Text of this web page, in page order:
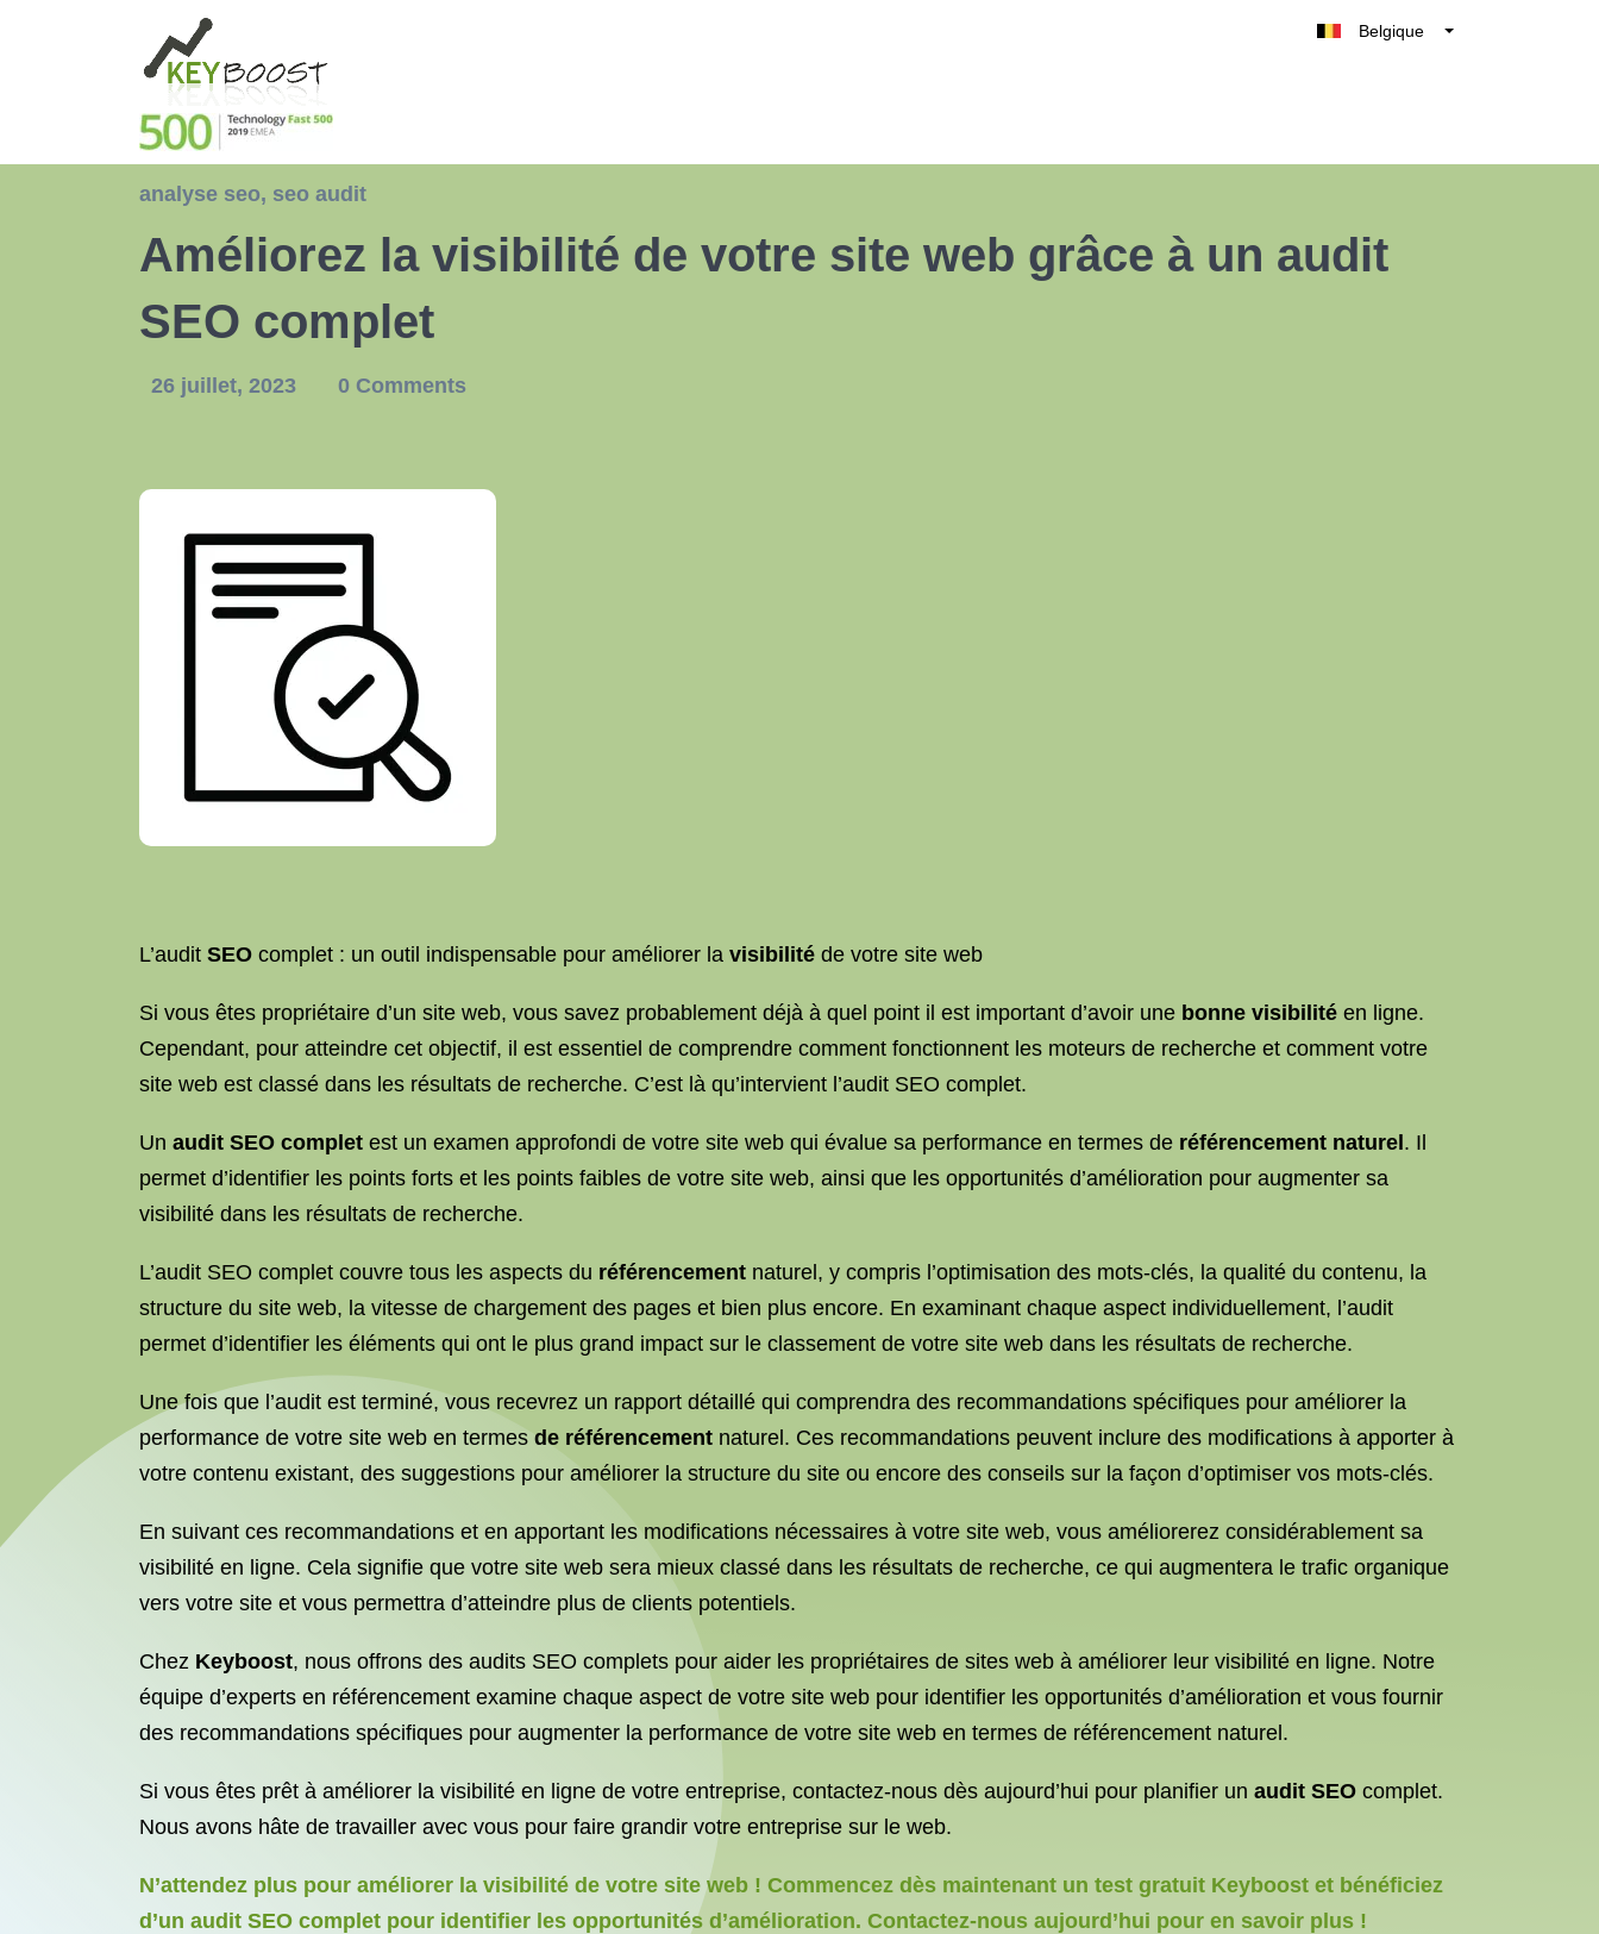
Belgique
España
analyse seo, seo audit
Améliorez la visibilité de votre site web grâce à un audit
SEO complet
26 juillet, 2023 0 Comments
L’audit SEO complet : un outil indispensable pour améliorer la visibilité de votre site web
Si vous êtes propriétaire d’un site web, vous savez probablement déjà à quel point il est important d’avoir une bonne visibilité en ligne.
Cependant, pour atteindre cet objectif, il est essentiel de comprendre comment fonctionnent les moteurs de recherche et comment votre
site web est classé dans les résultats de recherche. C’est là qu’intervient l’audit SEO complet.
Un audit SEO complet est un examen approfondi de votre site web qui évalue sa performance en termes de référencement naturel . Il
permet d’identifier les points forts et les points faibles de votre site web, ainsi que les opportunités d’amélioration pour augmenter sa
visibilité dans les résultats de recherche.
L’audit SEO complet couvre tous les aspects du référencement naturel, y compris l’optimisation des mots-clés, la qualité du contenu, la
structure du site web, la vitesse de chargement des pages et bien plus encore. En examinant chaque aspect individuellement, l’audit
permet d’identifier les éléments qui ont le plus grand impact sur le classement de votre site web dans les résultats de recherche.
Une fois que l’audit est terminé, vous recevrez un rapport détaillé qui comprendra des recommandations spécifiques pour améliorer la
performance de votre site web en termes de référencement naturel. Ces recommandations peuvent inclure des modifications à apporter à
votre contenu existant, des suggestions pour améliorer la structure du site ou encore des conseils sur la façon d’optimiser vos mots-clés.
En suivant ces recommandations et en apportant les modifications nécessaires à votre site web, vous améliorerez considérablement sa
visibilité en ligne. Cela signifie que votre site web sera mieux classé dans les résultats de recherche, ce qui augmentera le trafic organique
vers votre site et vous permettra d’atteindre plus de clients potentiels.
Chez Keyboost, nous offrons des audits SEO complets pour aider les propriétaires de sites web à améliorer leur visibilité en ligne. Notre
équipe d’experts en référencement examine chaque aspect de votre site web pour identifier les opportunités d’amélioration et vous fournir
des recommandations spécifiques pour augmenter la performance de votre site web en termes de référencement naturel.
Si vous êtes prêt à améliorer la visibilité en ligne de votre entreprise, contactez-nous dès aujourd’hui pour planifier un audit SEO complet.
Nous avons hâte de travailler avec vous pour faire grandir votre entreprise sur le web.
N’attendez plus pour améliorer la visibilité de votre site web ! Commencez dès maintenant un test gratuit Keyboost et bénéficiez
d’un audit SEO complet pour identifier les opportunités d’amélioration. Contactez-nous aujourd’hui pour en savoir plus !